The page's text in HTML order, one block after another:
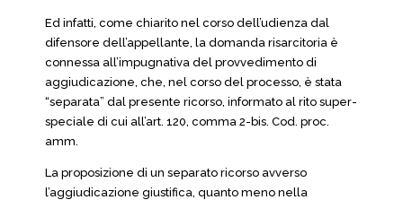
Ed infatti, come chiarito nel corso dell’udienza dal
difensore dell’appellante, la domanda risarcitoria è
connessa all’impugnativa del provvedimento di
aggiudicazione, che, nel corso del processo, è stata
“separata” dal presente ricorso, informato al rito super-
speciale di cui all’art. 120, comma 2-bis. Cod. proc.
amm.
La proposizione di un separato ricorso avverso
l’aggiudicazione giustifica, quanto meno nella